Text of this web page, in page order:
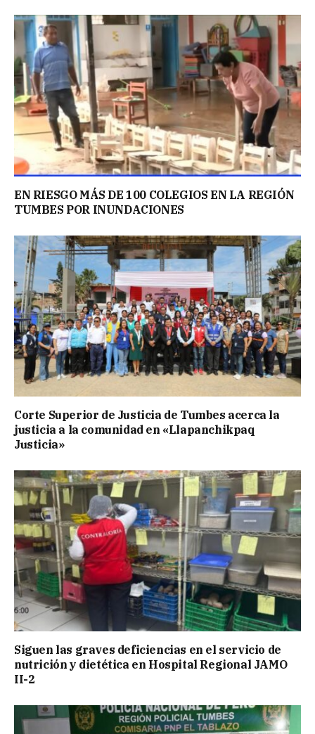
EN RIESGO MÁS DE 100 COLEGIOS EN LA REGIÓN
TUMBES POR INUNDACIONES
Corte Superior de Justicia de Tumbes acerca la
justicia a la comunidad en «Llapanchikpaq
Justicia»
Siguen las graves deficiencias en el servicio de
nutrición y dietética en Hospital Regional JAMO
II-2